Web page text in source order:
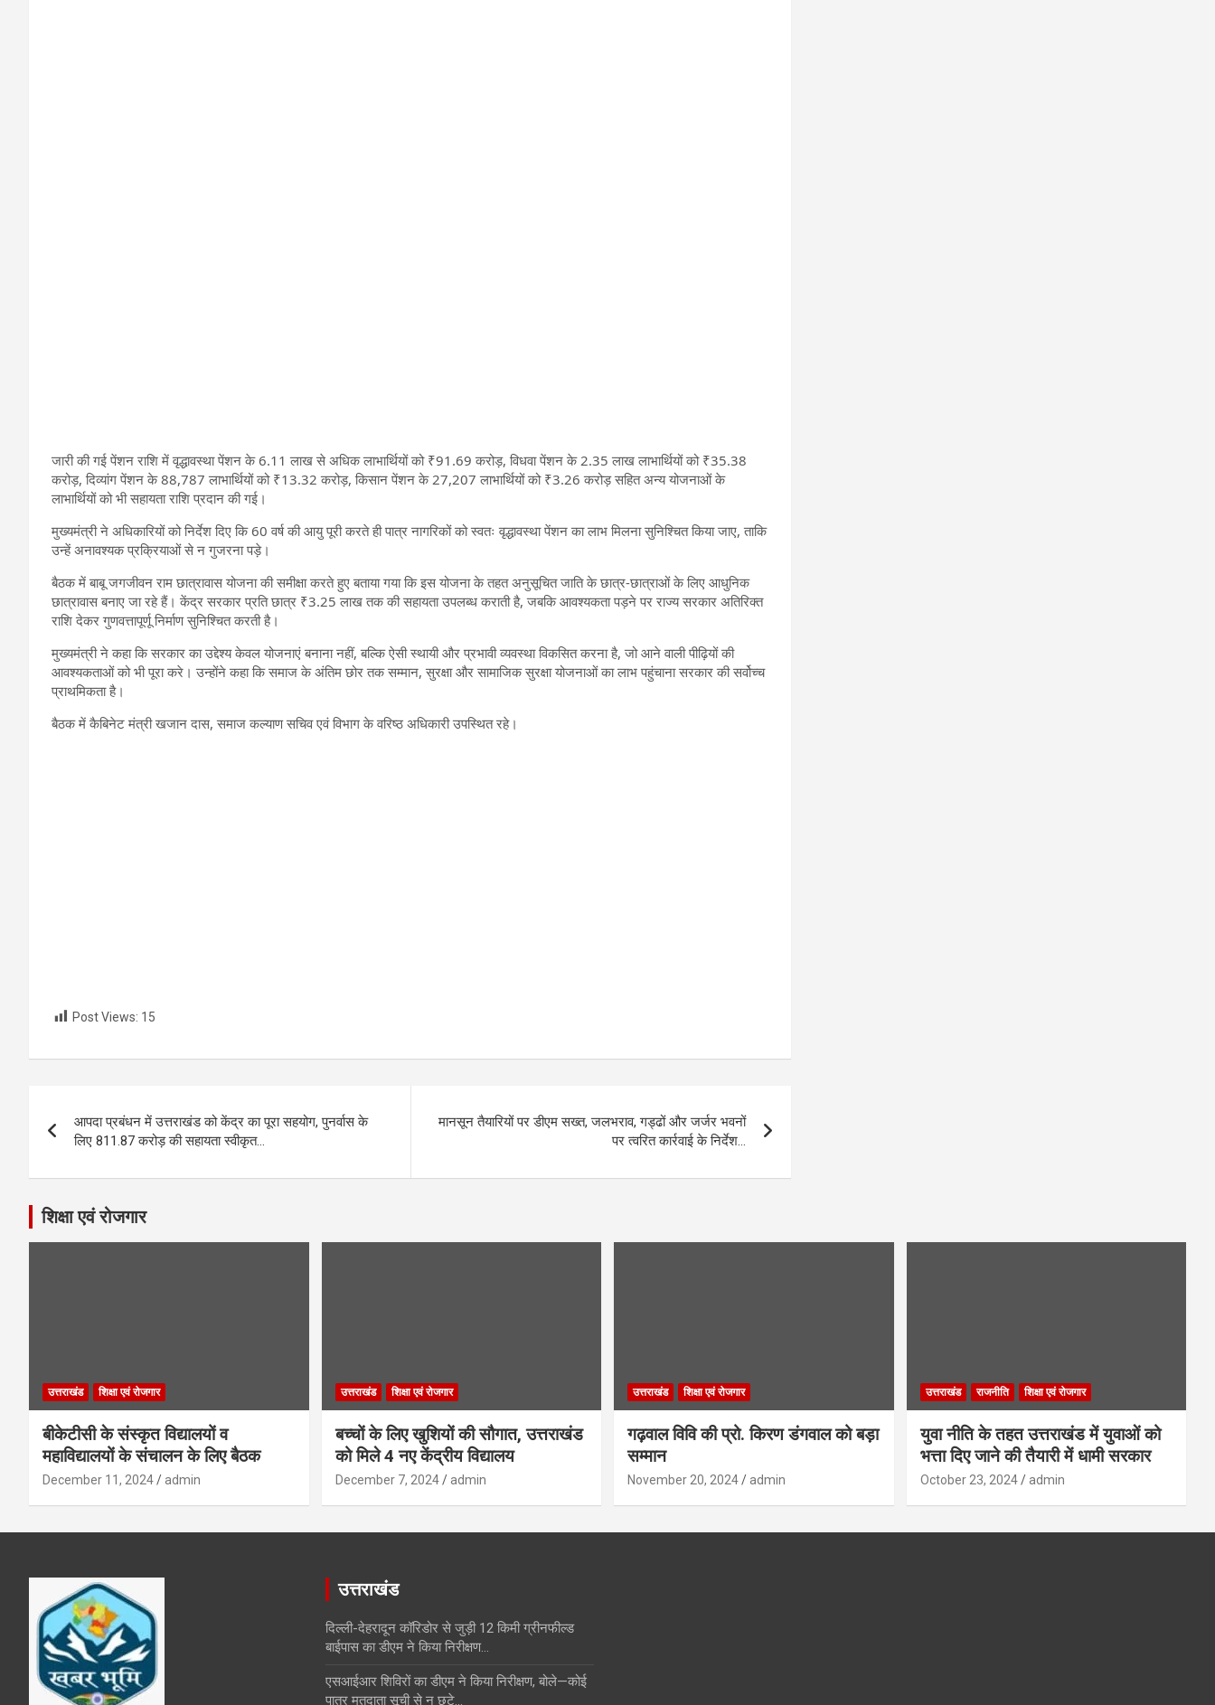
जारी की गई पेंशन राशि में वृद्धावस्था पेंशन के 6.11 लाख से अधिक लाभार्थियों को ₹91.69 करोड़, विधवा पेंशन के 2.35 लाख लाभार्थियों को ₹35.38
करोड़, दिव्यांग पेंशन के 88,787 लाभार्थियों को ₹13.32 करोड़, किसान पेंशन के 27,207 लाभार्थियों को ₹3.26 करोड़ सहित अन्य योजनाओं के
लाभार्थियों को भी सहायता राशि प्रदान की गई।
मुख्यमंत्री ने अधिकारियों को निर्देश दिए कि 60 वर्ष की आयु पूरी करते ही पात्र नागरिकों को स्वतः वृद्धावस्था पेंशन का लाभ मिलना सुनिश्चित किया जाए, ताकि
उन्हें अनावश्यक प्रक्रियाओं से न गुजरना पड़े।
बैठक में बाबू जगजीवन राम छात्रावास योजना की समीक्षा करते हुए बताया गया कि इस योजना के तहत अनुसूचित जाति के छात्र-छात्राओं के लिए आधुनिक
छात्रावास बनाए जा रहे हैं। केंद्र सरकार प्रति छात्र ₹3.25 लाख तक की सहायता उपलब्ध कराती है, जबकि आवश्यकता पड़ने पर राज्य सरकार अतिरिक्त
राशि देकर गुणवत्तापूर्णू निर्माण सुनिश्चित करती है।
मुख्यमंत्री ने कहा कि सरकार का उद्देश्य केवल योजनाएं बनाना नहीं, बल्कि ऐसी स्थायी और प्रभावी व्यवस्था विकसित करना है, जो आने वाली पीढ़ियों की
आवश्यकताओं को भी पूरा करे। उन्होंने कहा कि समाज के अंतिम छोर तक सम्मान, सुरक्षा और सामाजिक सुरक्षा योजनाओं का लाभ पहुंचाना सरकार की सर्वोच्च
प्राथमिकता है।
बैठक में कैबिनेट मंत्री खजान दास, समाज कल्याण सचिव एवं विभाग के वरिष्ठ अधिकारी उपस्थित रहे।
Post Views: 15
navigation
आपदा प्रबंधन में उत्तराखंड को केंद्र का पूरा सहयोग, पुनर्वास के
लिए 811.87 करोड़ की सहायता स्वीकृत…
मानसून तैयारियों पर डीएम सख्त, जलभराव, गड्ढों और जर्जर भवनों
पर त्वरित कार्रवाई के निर्देश…
शिक्षा एवं रोजगार
उत्तराखंड शिक्षा एवं रोजगार
बीकेटीसी के संस्कृत विद्यालयों व
महाविद्यालयों के संचालन के लिए बैठक
December 11, 2024 admin
उत्तराखंड शिक्षा एवं रोजगार
बच्चों के लिए खुशियों की सौगात, उत्तराखंड
को मिले 4 नए केंद्रीय विद्यालय
December 7, 2024 admin
उत्तराखंड शिक्षा एवं रोजगार
गढ़वाल विवि की प्रो. किरण डंगवाल को बड़ा
सम्मान
November 20, 2024 admin
उत्तराखंड राजनीति शिक्षा एवं रोजगार
युवा नीति के तहत उत्तराखंड में युवाओं को
भत्ता दिए जाने की तैयारी में धामी सरकार
October 23, 2024 admin
उत्तराखंड
दिल्ली-देहरादून कॉरिडोर से जुड़ी 12 किमी ग्रीनफील्ड
बाईपास का डीएम ने किया निरीक्षण…
एसआईआर शिविरों का डीएम ने किया निरीक्षण, बोले—कोई
पात्र मतदाता सूची से न छूटे…